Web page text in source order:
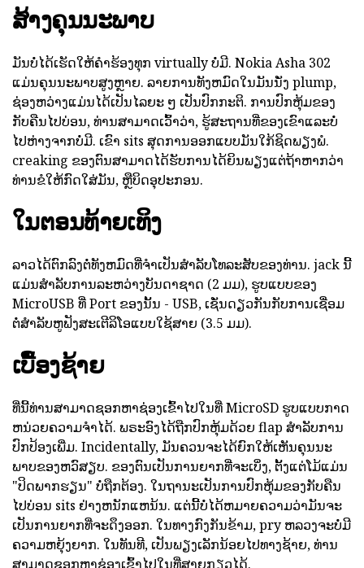
ສ້າງຄຸນນະພາບ
ມັນບໍ່ໄດ້ເຮັດໃຫ້ຄໍາຮ້ອງທຸກ virtually ບໍ່ມີ. Nokia Asha 302
ແມ່ນຄຸນນະພາບສູງຫຼາຍ. ລາຍການທັງຫມົດໃນມັນນັ່ງ plump,
ຊ່ອງຫວ່າງແມ່ນໄດ້ເປັນໄລຍະ ໆ ເປັນປົກກະຕິ. ການປົກຫຸ້ມຂອງ
ກັບຄືນໄປບ່ອນ, ທ່ານສາມາດເວົ້າວ່າ, ຮູ້ສະຖານທີ່ຂອງເຂົາແລະບໍ່
ໄປຫ່າງຈາກບໍ່ມີ. ເຂົາ sits ສຸດການອອກແບບມັນໃກ້ຊິດພຽງພໍ.
creaking ຂອງຕົນສາມາດໄດ້ຮັບການໄດ້ຍິນພຽງແຕ່ຖ້າຫາກວ່າ
ທ່ານຂໍໃຫ້ກົດໃສ່ມັນ, ຫຼືບິດອຸປະກອນ.
ໃນຕອນທ້າຍເທິງ
ລາວໄດ້ຕົກລົງຕໍ່ທັງຫມົດທີ່ຈໍາເປັນສໍາລັບໂທລະສັບຂອງທ່ານ. jack ນີ້
ແມ່ນສໍາລັບການລະຫວ່າງບັນດາຊາດ (2 ມມ), ຮູບແບບຂອງ
MicroUSB ທີ່ Port ຂອງນັ້ນ - USB, ເຊັ່ນດຽວກັນກັບການເຊື່ອມ
ຕໍ່ສໍາລັບຫູຟັງສະເຕີລິໂອແບບໃຊ້ສາຍ (3.5 ມມ).
ເບື້ອງຊ້າຍ
ທີ່ນີ້ທ່ານສາມາດຊອກຫາຊ່ອງເຂົ້າໄປໃນທີ່ MicroSD ຮູບແບບກາດ
ຫນ່ວຍຄວາມຈໍາໄດ້. ພຣະອົງໄດ້ຖືກປົກຫຸ້ມດ້ວຍ flap ສໍາລັບການ
ປົກປ້ອງເພີ່ມ. Incidentally, ມັນຄວນຈະໄດ້ຍົກໃຫ້ເຫັນຄຸນນະ
ພາບຂອງຫວົສຽບ. ຂອງຕົນເປັນການຍາກທີ່ຈະເບິ່ງ, ຕັ້ງແຕ່ໂມ້ແມ່ນ
"ປິດພາກຮຽນ" ບໍ່ຖືກຕ້ອງ. ໃນຖານະເປັນການປົກຫຸ້ມຂອງກັບຄືນ
ໄປບ່ອນ sits ຢ່າງຫນັກແຫນ້ນ. ແຕ່ນີ້ບໍ່ໄດ້ຫມາຍຄວາມວ່າມັນຈະ
ເປັນການຍາກທີ່ຈະດຶງອອກ. ໃນທາງກົງກັນຂ້າມ, pry ຫລວງຈະບໍ່ມີ
ຄວາມຫຍຸ້ງຍາກ. ໃນທັນທີ, ເປັນພຽງເລັກນ້ອຍໄປທາງຊ້າຍ, ທ່ານ
ສາມາດຊອກຫາຊ່ອງເຂົ້າໄປໃນທີ່ສາຍກຽວໄດ້.